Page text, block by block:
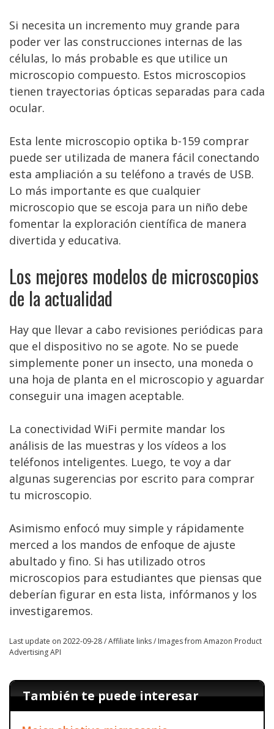
Si necesita un incremento muy grande para
poder ver las construcciones internas de las
células, lo más probable es que utilice un
microscopio compuesto. Estos microscopios
tienen trayectorias ópticas separadas para cada
ocular.
Esta lente microscopio optika b-159 comprar
puede ser utilizada de manera fácil conectando
esta ampliación a su teléfono a través de USB.
Lo más importante es que cualquier
microscopio que se escoja para un niño debe
fomentar la exploración científica de manera
divertida y educativa.
Los mejores modelos de microscopios
de la actualidad
Hay que llevar a cabo revisiones periódicas para
que el dispositivo no se agote. No se puede
simplemente poner un insecto, una moneda o
una hoja de planta en el microscopio y aguardar
conseguir una imagen aceptable.
La conectividad WiFi permite mandar los
análisis de las muestras y los vídeos a los
teléfonos inteligentes. Luego, te voy a dar
algunas sugerencias por escrito para comprar
tu microscopio.
Asimismo enfocó muy simple y rápidamente
merced a los mandos de enfoque de ajuste
abultado y fino. Si has utilizado otros
microscopios para estudiantes que piensas que
deberían figurar en esta lista, infórmanos y los
investigaremos.
Last update on 2022-09-28 / Affiliate links / Images from Amazon Product
Advertising API
También te puede interesar